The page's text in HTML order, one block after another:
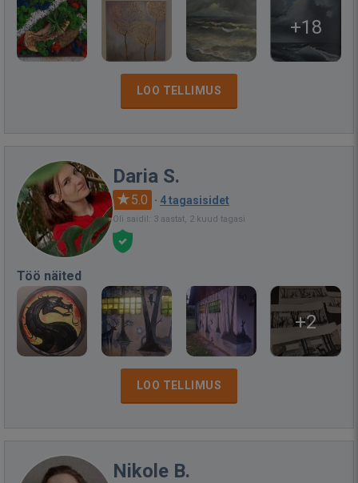
+18
LOO TELLIMUS
Daria S.
5.0 · 4 tagasisidet
Oli saidil: 3 aastat, 2 kuud tagasi
Töö näited
+2
LOO TELLIMUS
Nikole B.